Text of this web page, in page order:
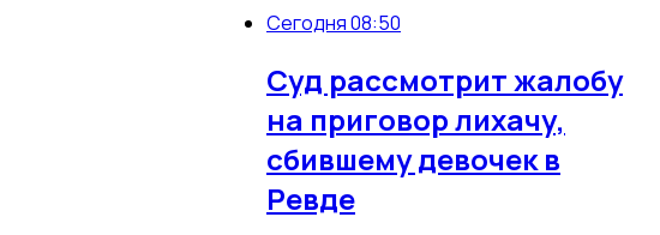
Сегодня 08:50
Суд рассмотрит жалобу
на приговор лихачу,
сбившему девочек в
Ревде